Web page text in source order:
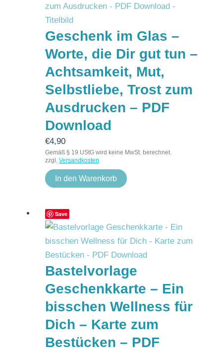
Geschenk im Glas –
Worte, die Dir gut tun –
Achtsamkeit, Mut,
Selbstliebe, Trost zum
Ausdrucken – PDF
Download
€4,90
Gemäß § 19 UStG wird keine MwSt. berechnet.
zzgl. Versandkosten
In den Warenkorb
Save
Bastelvorlage
Geschenkkarte – Ein
bisschen Wellness für
Dich – Karte zum
Bestücken – PDF